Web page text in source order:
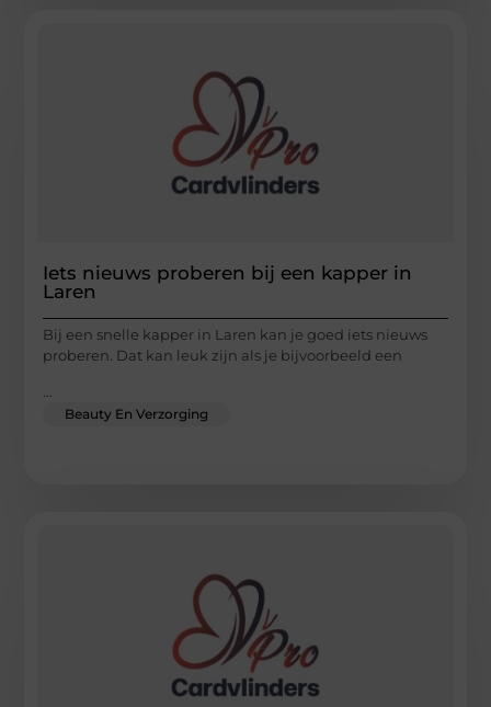
Iets nieuws proberen bij een kapper in
Laren
Bij een snelle kapper in Laren kan je goed iets nieuws
proberen. Dat kan leuk zijn als je bijvoorbeeld een
...
Beauty En Verzorging